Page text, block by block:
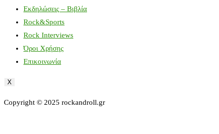
Εκδηλώσεις – Βιβλία
Rock&Sports
Rock Interviews
Όροι Χρήσης
Επικοινωνία
X
Copyright © 2025 rockandroll.gr